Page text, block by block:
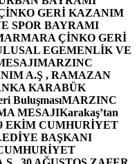
GERİ KAZANIM
SPOR BAYRAMI
ÇİNKO GERİ
EGEMENLİK VE
MARZINC
A.Ş , RAMAZAN
KARABÜK
BuluşmasıMARZINC
MESAJIKarakaş’tan
EKİM CUMHURİYET
BAŞKANI